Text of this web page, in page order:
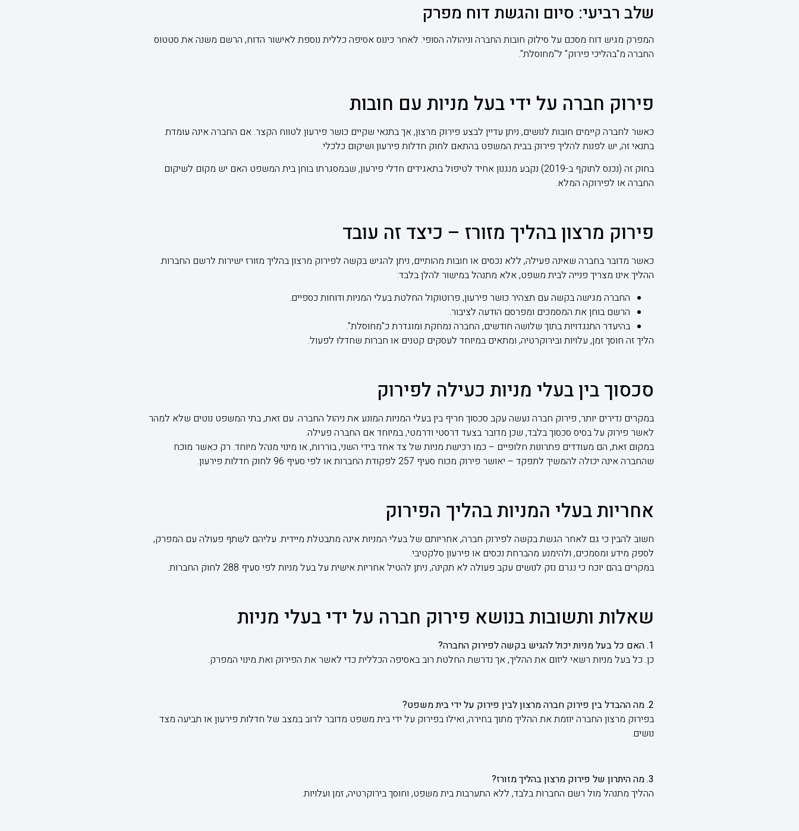
שלב רביעי: סיום והגשת דוח מפרק
המפרק מגיש דוח מסכם על סילוק חובות החברה וניהולה הסופי. לאחר כינוס אסיפה כללית נוספת לאישור הדוח, הרשם משנה את סטטוס
החברה מ"בהליכי פירוק" ל"מחוסלת".
פירוק חברה על ידי בעל מניות עם חובות
כאשר לחברה קיימים חובות לנושים, ניתן עדיין לבצע פירוק מרצון, אך בתנאי שקיים כושר פירעון לטווח הקצר. אם החברה אינה עומדת
בתנאי זה, יש לפנות להליך פירוק בבית המשפט בהתאם לחוק חדלות פירעון ושיקום כלכלי.
בחוק זה (נכנס לתוקף ב-2019) נקבע מנגנון אחיד לטיפול בתאגידים חדלי פירעון, שבמסגרתו בוחן בית המשפט האם יש מקום לשיקום
החברה או לפירוקה המלא.
פירוק מרצון בהליך מזורז – כיצד זה עובד
כאשר מדובר בחברה שאינה פעילה, ללא נכסים או חובות מהותיים, ניתן להגיש בקשה לפירוק מרצון בהליך מזורז ישירות לרשם החברות.
ההליך אינו מצריך פנייה לבית משפט, אלא מתנהל במישור להלן בלבד:
החברה מגישה בקשה עם תצהיר כושר פירעון, פרוטוקול החלטת בעלי המניות ודוחות כספיים.
הרשם בוחן את המסמכים ומפרסם הודעה לציבור.
בהיעדר התנגדויות בתוך שלושה חודשים, החברה נמחקת ומוגדרת כ"מחוסלת".
הליך זה חוסך זמן, עלויות ובירוקרטיה, ומתאים במיוחד לעסקים קטנים או חברות שחדלו לפעול.
סכסוך בין בעלי מניות כעילה לפירוק
במקרים נדירים יותר, פירוק חברה נעשה עקב סכסוך חריף בין בעלי המניות המונע את ניהול החברה. עם זאת, בתי המשפט נוטים שלא למהר
לאשר פירוק על בסיס סכסוך בלבד, שכן מדובר בצעד דרסטי ודרמטי, במיוחד אם החברה פעילה.
במקום זאת, הם מעודדים פתרונות חלופיים – כמו רכישת מניות של צד אחד בידי השני, בוררות, או מינוי מנהל מיוחד. רק כאשר מוכח
שהחברה אינה יכולה להמשיך לתפקד – יאושר פירוק מכוח סעיף 257 לפקודת החברות או לפי סעיף 96 לחוק חדלות פירעון.
אחריות בעלי המניות בהליך הפירוק
חשוב להבין כי גם לאחר הגשת בקשה לפירוק חברה, אחריותם של בעלי המניות אינה מתבטלת מיידית. עליהם לשתף פעולה עם המפרק,
לספק מידע ומסמכים, ולהימנע מהברחת נכסים או פירעון סלקטיבי.
במקרים בהם יוכח כי נגרם נזק לנושים עקב פעולה לא תקינה, ניתן להטיל אחריות אישית על בעל מניות לפי סעיף 288 לחוק החברות.
שאלות ותשובות בנושא פירוק חברה על ידי בעלי מניות
1. האם כל בעל מניות יכול להגיש בקשה לפירוק החברה?
כן. כל בעל מניות רשאי ליזום את ההליך, אך נדרשת החלטת רוב באסיפה הכללית כדי לאשר את הפירוק ואת מינוי המפרק.
2. מה ההבדל בין פירוק חברה מרצון לבין פירוק על ידי בית משפט?
בפירוק מרצון החברה יוזמת את ההליך מתוך בחירה, ואילו בפירוק על ידי בית משפט מדובר לרוב במצב של חדלות פירעון או תביעה מצד
נושים.
3. מה היתרון של פירוק מרצון בהליך מזורז?
ההליך מתנהל מול רשם החברות בלבד, ללא התערבות בית משפט, וחוסך בירוקרטיה, זמן ועלויות.